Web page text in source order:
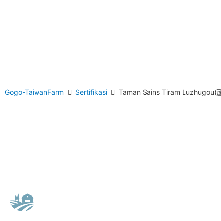
Gogo-TaiwanFarm Sertifikasi Taman Sains Tiram Luzhugou(